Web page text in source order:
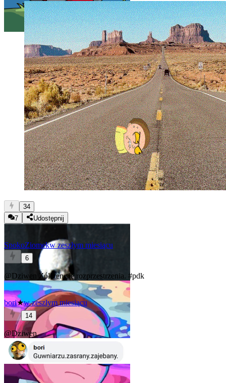
34
7
Udostępnij
SpokoZiomekw zeszłym miesiącu
6
@Dziwen Żółwen się rozprzestrzenia. #pdk
bori★w zeszłym miesiącu
14
@Dziwen